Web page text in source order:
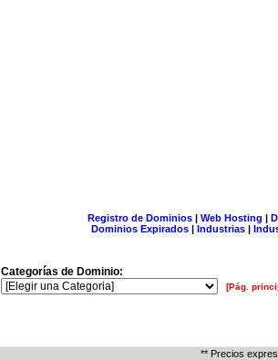
Registro de Dominios| Web Hosting |
Dominios Expirados | Industrias |
Categorías de Dominio:
[Pág.
** Precios